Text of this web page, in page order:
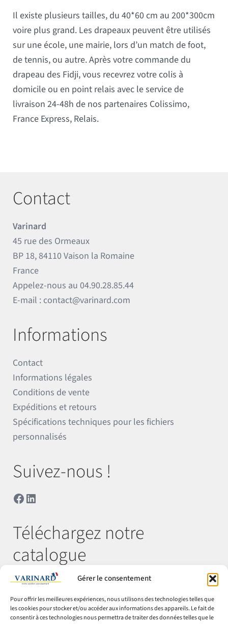
Gérer le consentement
Pour offrir les meilleures expériences, nous utilisons des technologies telles que
les cookies pour stocker et/ou accéder aux informations des appareils. Le fait de
consentir à ces technologies nous permettra de traiter des données telles que le
Il existe plusieurs tailles, du 40*60 cm au 200*300cm
voire plus grand. Les drapeaux peuvent être utilisés
sur une école, une mairie, lors d’un match de foot,
de tennis, ou autre. Après votre commande du
drapeau des Fidji, vous recevrez votre colis à
domicile ou en point relais avec le service de
livraison 24-48h de nos partenaires Colissimo,
France Express, Relais.
Contact
Varinard
45 rue des Ormeaux
BP 18, 84110 Vaison la Romaine
France
Appelez-nous au04.90.28.85.44
E-mail : contact@varinard.com
Informations
Contact
Informations légales
Conditions de vente
Expéditions et retours
Spécifications techniques pour les fichiers
personnalisés
Suivez-nous !
Facebook
LinkedIn
Téléchargez notre
catalogue